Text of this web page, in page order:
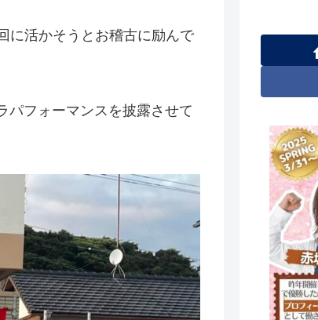
に活かそうとお稽古に励んで
パフォーマンスを披露させて